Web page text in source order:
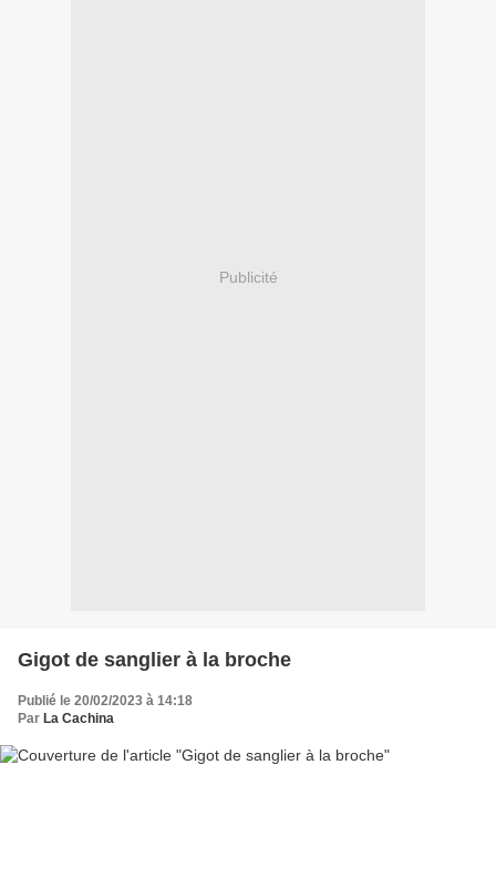
Publicité
Gigot de sanglier à la broche
Publié le 20/02/2023 à 14:18
Par La Cachina